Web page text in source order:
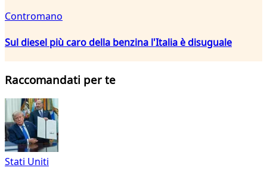
Contromano
Sul diesel più caro della benzina l'Italia è disuguale
Raccomandati per te
Stati Uniti